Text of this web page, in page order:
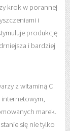
krok w porannej
i
produkcję
i bardziej
z witaminą C
marek.
się nie tylko